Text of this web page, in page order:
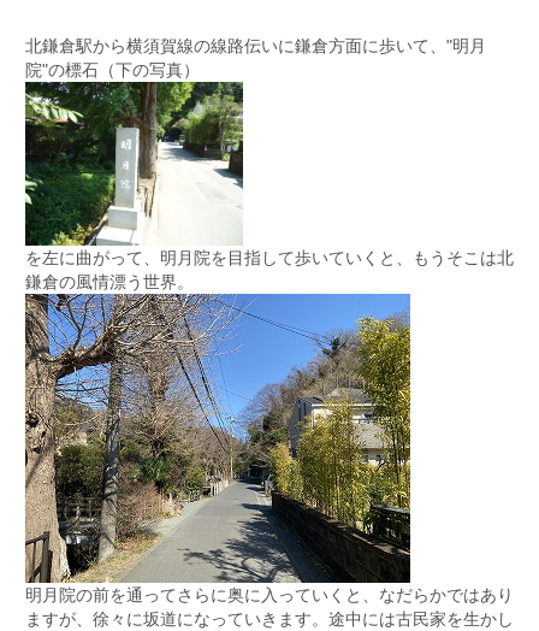
北鎌倉駅から横須賀線の線路伝いに鎌倉方面に歩いて、"明月
院"の標石（下の写真）
を左に曲がって、明月院を目指して歩いていくと、もうそこは北
鎌倉の風情漂う世界。
明月院の前を通ってさらに奥に入っていくと、なだらかではあり
ますが、徐々に坂道になっていきます。途中には古民家を生かし